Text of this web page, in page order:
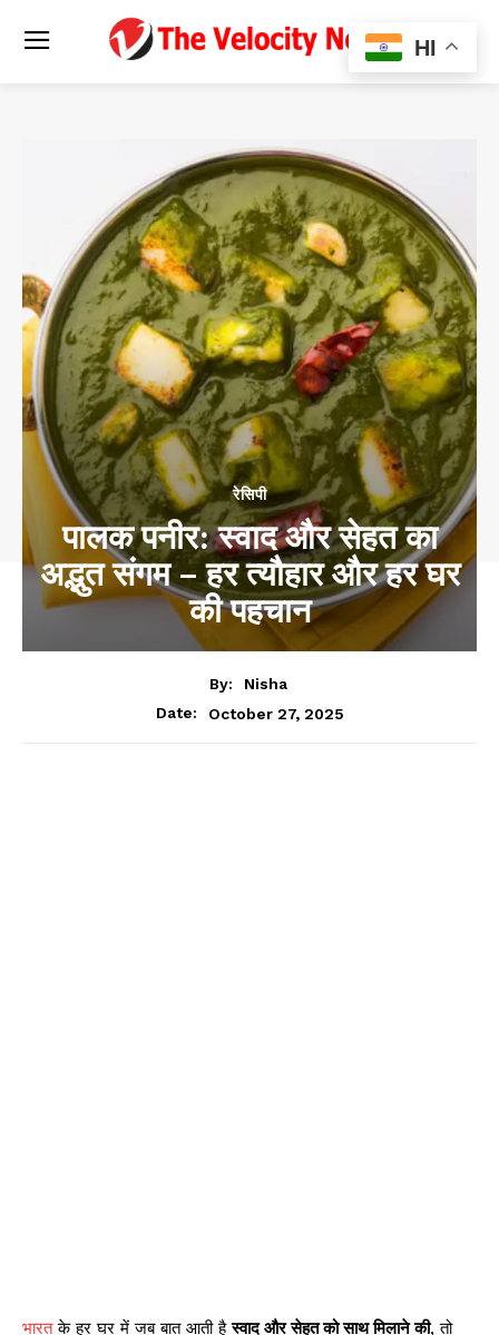
रेसिपी
पालक पनीर: स्वाद और सेहत का
अद्भुत संगम – हर त्यौहार और हर घर
की पहचान
By:
Nisha
Date:
October 27, 2025
भारतके हर घर में जब बात आती हैस्वाद और सेहत को साथ मिलाने की, तो
HI